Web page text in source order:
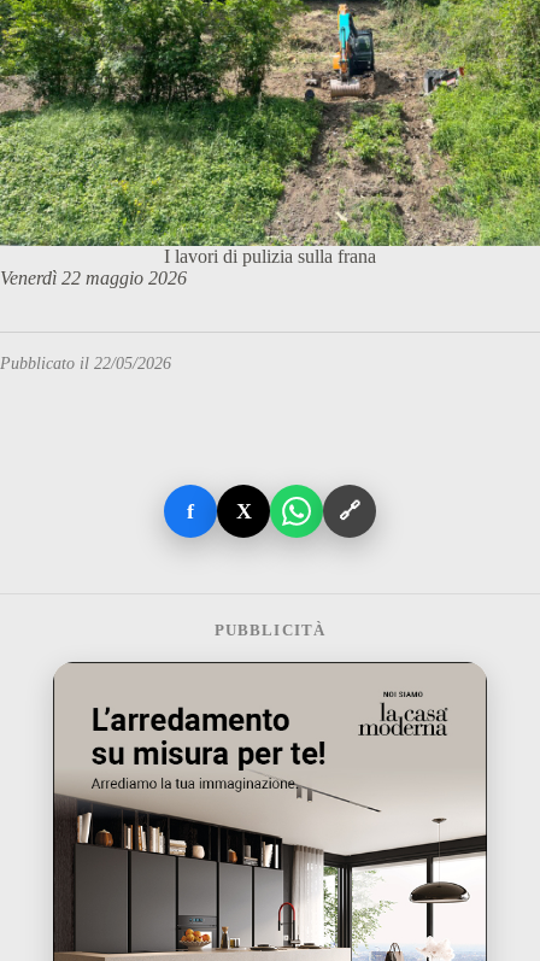
I lavori di pulizia sulla frana
Venerdì 22 maggio 2026
Pubblicato il 22/05/2026
f X 🔗
PUBBLICITÀ